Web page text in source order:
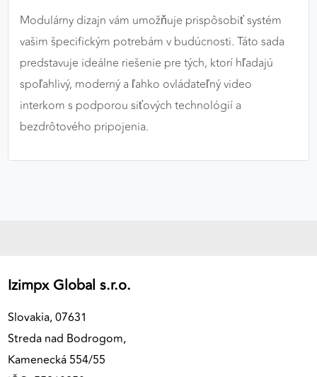
Modulárny dizajn vám umožňuje prispôsobiť systém
vašim špecifickým potrebám v budúcnosti. Táto sada
predstavuje ideálne riešenie pre tých, ktorí hľadajú
spoľahlivý, moderný a ľahko ovládateľný video
interkom s podporou siťových technológií a
bezdrôtového pripojenia.
Izimpx Global s.r.o.
Slovakia, 07631
Streda nad Bodrogom,
Kamenecká 554/55